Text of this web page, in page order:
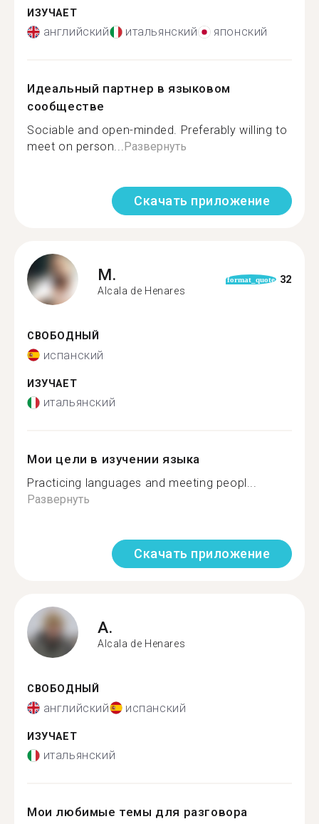
ИЗУЧАЕТ
английский итальянский японский
Идеальный партнер в языковом
сообществе
Sociable and open-minded. Preferably willing to
meet on person...Развернуть
Скачать приложение
M.
Alcala de Henares
format_quote 32
СВОБОДНЫЙ
испанский
ИЗУЧАЕТ
итальянский
Мои цели в изучении языка
Practicing languages and meeting peopl...
Развернуть
Скачать приложение
A.
Alcala de Henares
СВОБОДНЫЙ
английский испанский
ИЗУЧАЕТ
итальянский
Мои любимые темы для разговора